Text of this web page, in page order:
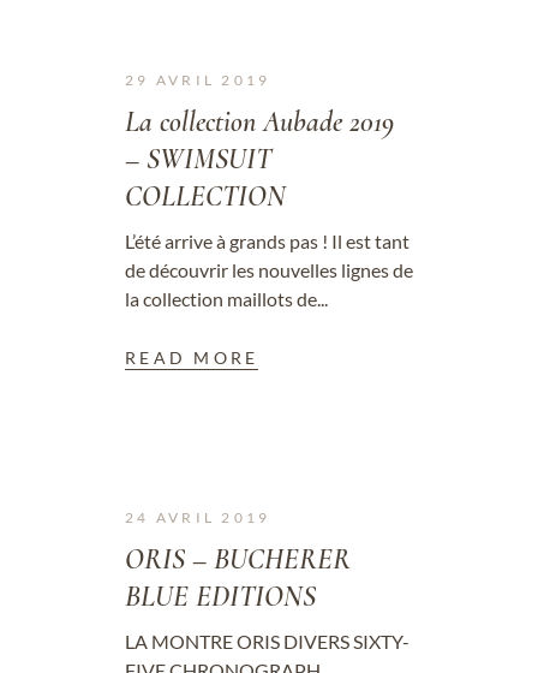
29 AVRIL 2019
La collection Aubade 2019
– SWIMSUIT
COLLECTION
L’été arrive à grands pas ! Il est tant
de découvrir les nouvelles lignes de
la collection maillots de...
READ MORE
24 AVRIL 2019
ORIS – BUCHERER
BLUE EDITIONS
LA MONTRE ORIS DIVERS SIXTY-